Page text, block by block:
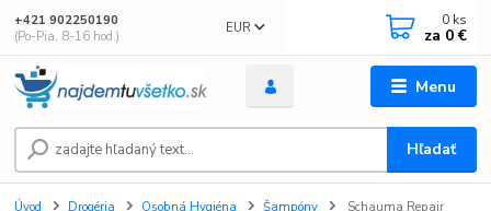
Menu
EUR
Hľadať
+421 902250190
(Po-Pia, 8-16 hod.)
0 ks
za 0 €
Úvod Drogéria Osobná Hygiéna Šampóny
Schauma Repair